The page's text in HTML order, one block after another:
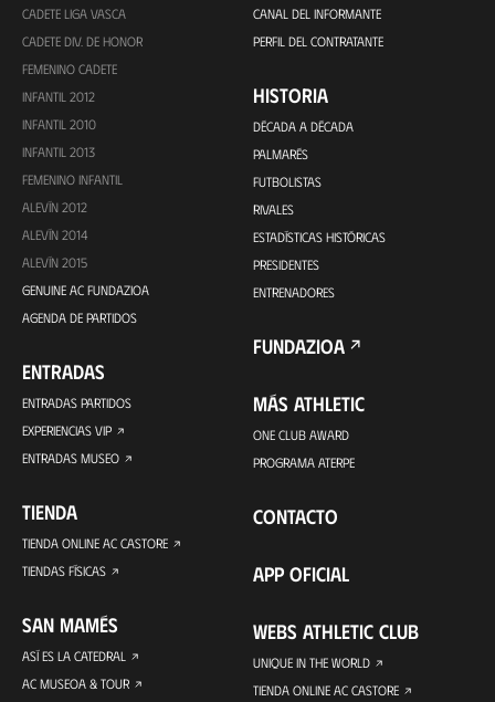
CADETE LIGA VASCA
CADETE DIV. DE HONOR
FEMENINO CADETE
INFANTIL 2012
INFANTIL 2010
INFANTIL 2013
FEMENINO INFANTIL
ALEVÍN 2012
ALEVÍN 2014
ALEVÍN 2015
GENUINE AC FUNDAZIOA
AGENDA DE PARTIDOS
ENTRADAS
ENTRADAS PARTIDOS
EXPERIENCIAS VIP
ENTRADAS MUSEO
TIENDA
TIENDA ONLINE AC CASTORE
TIENDAS FÍSICAS
SAN MAMÉS
ASÍ ES LA CATEDRAL
AC MUSEOA & TOUR
CANAL DEL INFORMANTE
PERFIL DEL CONTRATANTE
HISTORIA
DÉCADA A DÉCADA
PALMARÉS
FUTBOLISTAS
RIVALES
ESTADÍSTICAS HISTÓRICAS
PRESIDENTES
ENTRENADORES
FUNDAZIOA
MÁS ATHLETIC
ONE CLUB AWARD
PROGRAMA ATERPE
CONTACTO
APP OFICIAL
WEBS ATHLETIC CLUB
UNIQUE IN THE WORLD
TIENDA ONLINE AC CASTORE